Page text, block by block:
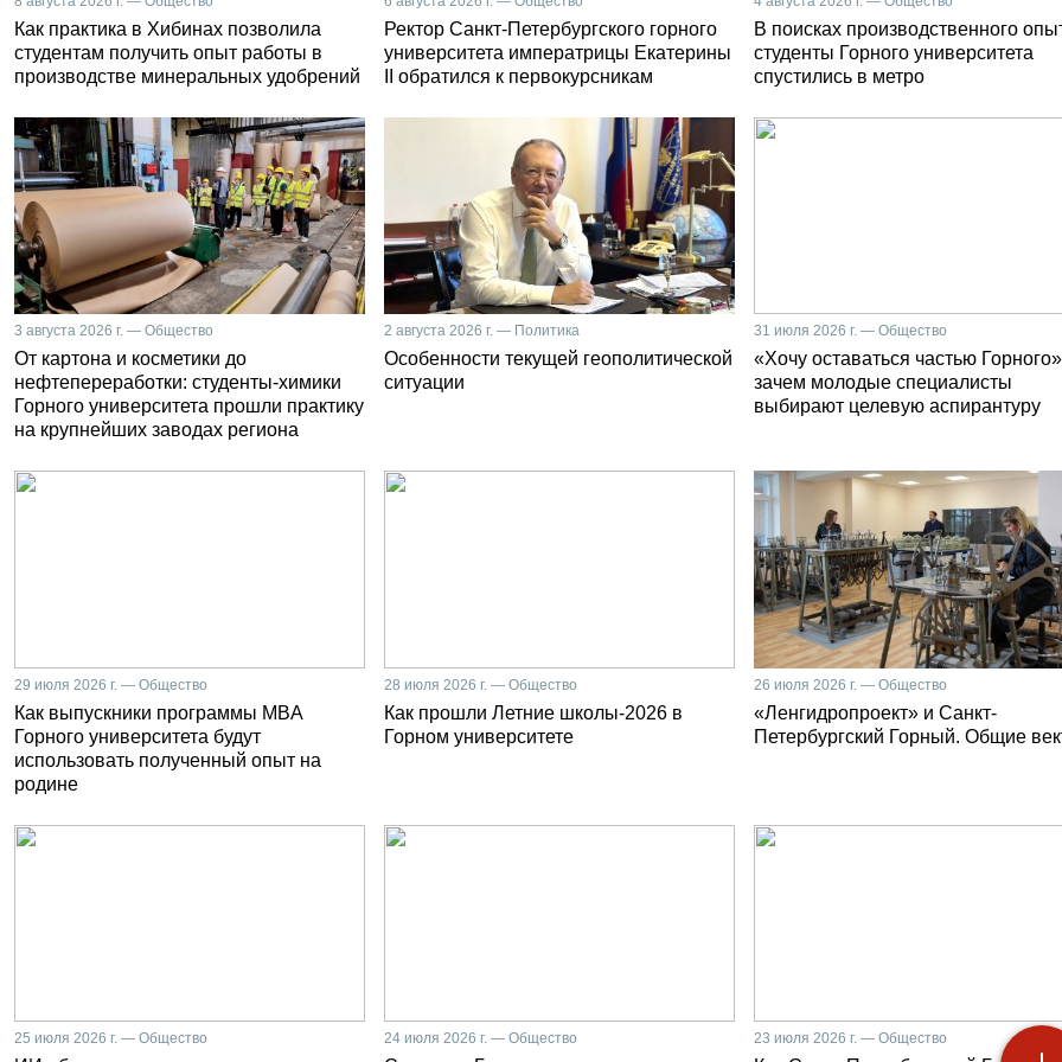
Как практика в Хибинах позволила
студентам получить опыт работы в
производстве минеральных удобрений
Ректор Санкт-Петербургского горного
университета императрицы Екатерины
II обратился к первокурсникам
В поисках производственного
студенты Горного университета
спустились в метро
3 августа 2026 г. — Общество
От картона и косметики до
нефтепереработки: студенты-химики
Горного университета прошли практику
на крупнейших заводах региона
2 августа 2026 г. — Политика
Особенности текущей геополитической
ситуации
31 июля 2026 г. — Общество
«Хочу оставаться частью
зачем молодые специалисты
выбирают целевую аспирантуру
29 июля 2026 г. — Общество
Как выпускники программы MBA
Горного университета будут
использовать полученный опыт на
родине
28 июля 2026 г. — Общество
Как прошли Летние школы-2026 в
Горном университете
26 июля 2026 г. — Общество
«Ленгидропроект» и Санкт-
Петербургский Горный. Общие
25 июля 2026 г. — Общество 24 июля 2026 г. — Общество 23 июля 2026 г. — Общество